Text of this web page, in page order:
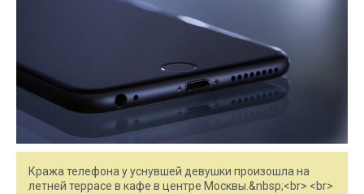
Кража телефона у уснувшей девушки произошла на
летней террасе в кафе в центре Москвы.&nbsp;<br> <br>